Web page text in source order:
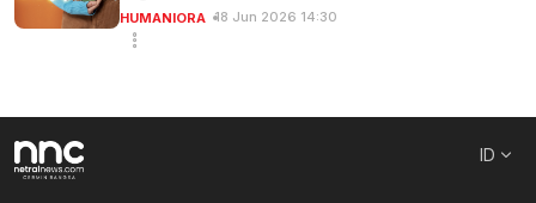
HUMANIORA 18 Jun 2026 14:30
ID